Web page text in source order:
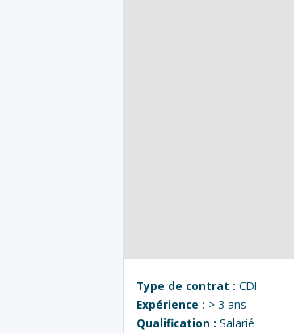
Type de contrat : CDI
Expérience : > 3 ans
Qualification : Salarié